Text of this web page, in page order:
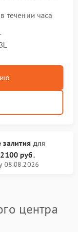
течении часа
для
2100 руб.
08.08.2026
центра